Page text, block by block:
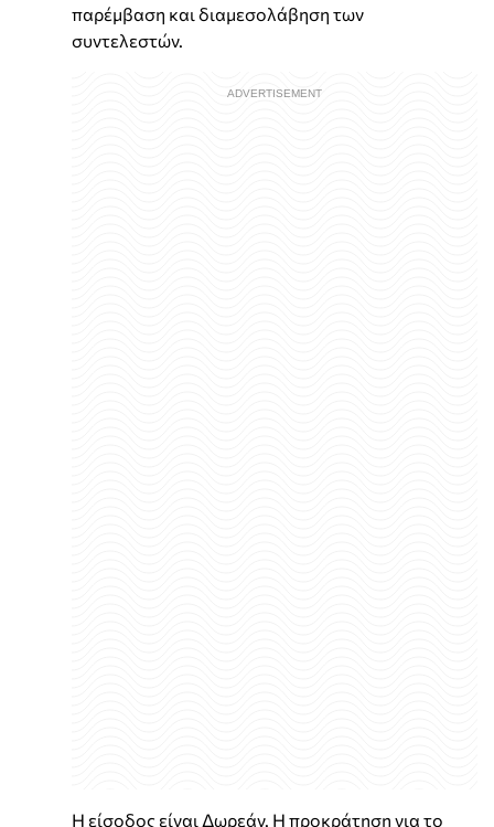
παρέμβαση και διαμεσολάβηση των
συντελεστών.
Η είσοδος είναι Δωρεάν. Η προκράτηση για το